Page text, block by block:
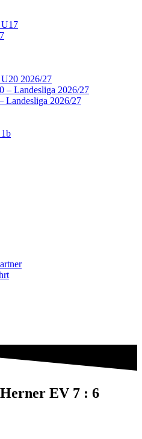
U17
2026/27
– Landesliga 2026/27
Landesliga 2026/27
EV 7 : 6